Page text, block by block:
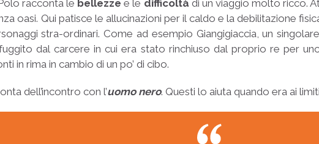
racconta le bellezze e le difficoltà di un viaggio molto ricco.
oasi. Qui patisce le allucinazioni per il caldo e la debilitazione
stra-ordinari. Come ad esempio Giangigiaccia, un
dal carcere in cui era stato rinchiuso dal proprio re per
in rima in cambio di un po’ di cibo.
dell’incontro con l’uomo nero. Questi lo aiuta quando era ai